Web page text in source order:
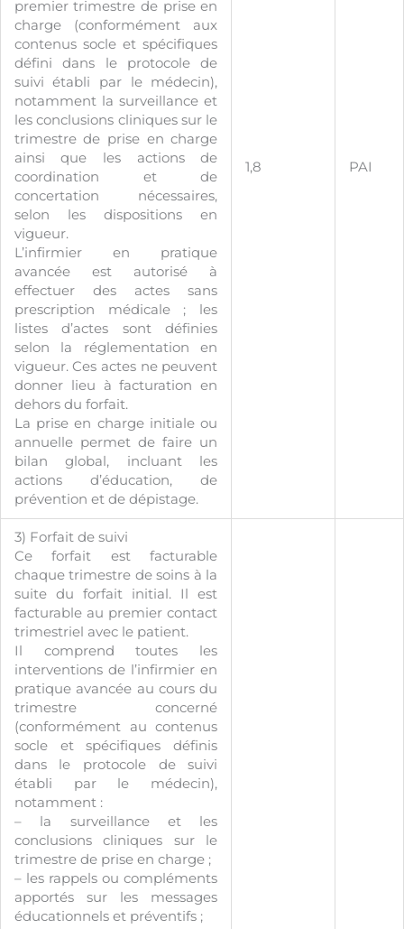
premier trimestre de prise en
charge (conformément aux
contenus socle et spécifiques
défini dans le protocole de
suivi établi par le médecin),
notamment la surveillance et
les conclusions cliniques sur le
trimestre de prise en charge
ainsi que les actions de
coordination et de
concertation nécessaires,
selon les dispositions en
vigueur.
L’infirmier en pratique
avancée est autorisé à
effectuer des actes sans
prescription médicale ; les
listes d’actes sont définies
selon la réglementation en
vigueur. Ces actes ne peuvent
donner lieu à facturation en
dehors du forfait.
La prise en charge initiale ou
annuelle permet de faire un
bilan global, incluant les
actions d’éducation, de
prévention et de dépistage.
1,8 PAI
3) Forfait de suivi
Ce forfait est facturable
chaque trimestre de soins à la
suite du forfait initial. Il est
facturable au premier contact
trimestriel avec le patient.
Il comprend toutes les
interventions de l’infirmier en
pratique avancée au cours du
trimestre concerné
(conformément au contenus
socle et spécifiques définis
dans le protocole de suivi
établi par le médecin),
notamment :
– la surveillance et les
conclusions cliniques sur le
trimestre de prise en charge ;
– les rappels ou compléments
apportés sur les messages
éducationnels et préventifs ;